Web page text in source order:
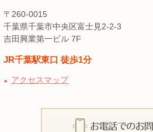
〒260-0015
千葉県千葉市中央区富士見2-2-3
吉田興業第一ビル 7F
JR千葉駅東口 徒歩1分
► アクセスマップ